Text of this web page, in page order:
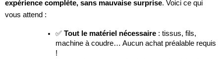
expérience complète, sans mauvaise surprise. Voici ce qui
vous attend :
✅ Tout le matériel nécessaire : tissus, fils,
machine à coudre… Aucun achat préalable requis
!